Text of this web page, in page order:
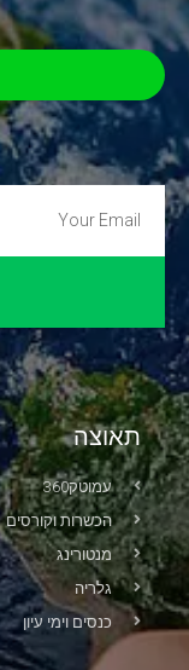
תאוצה
עמוטק360
הכשרות וקורסים
מנטורינג
גלריה
כנסים וימי עיון